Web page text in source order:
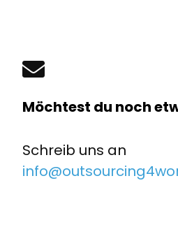
Möchtest du noch
Schreib uns an